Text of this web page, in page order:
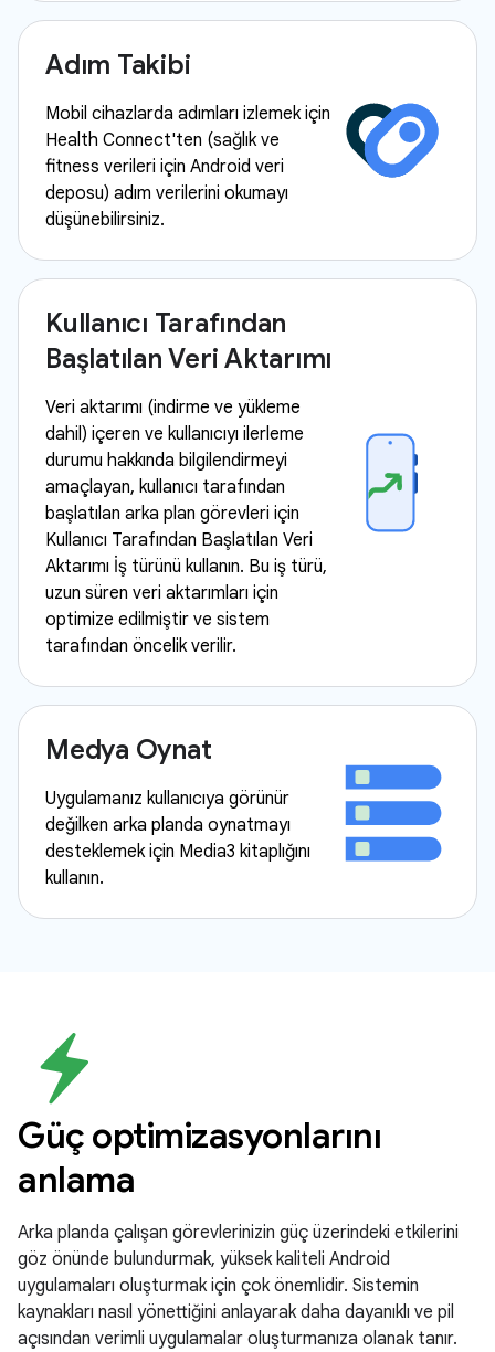
Adım Takibi
Mobil cihazlarda adımları izlemek için
Health Connect'ten (sağlık ve
fitness verileri için Android veri
deposu) adım verilerini okumayı
düşünebilirsiniz.
Kullanıcı Tarafından
Başlatılan Veri Aktarımı
Veri aktarımı (indirme ve yükleme
dahil) içeren ve kullanıcıyı ilerleme
durumu hakkında bilgilendirmeyi
amaçlayan, kullanıcı tarafından
başlatılan arka plan görevleri için
Kullanıcı Tarafından Başlatılan Veri
Aktarımı İş türünü kullanın. Bu iş türü,
uzun süren veri aktarımları için
optimize edilmiştir ve sistem
tarafından öncelik verilir.
Medya Oynat
Uygulamanız kullanıcıya görünür
değilken arka planda oynatmayı
desteklemek için Media3 kitaplığını
kullanın.
Güç optimizasyonlarını
anlama
Arka planda çalışan görevlerinizin güç üzerindeki etkilerini
göz önünde bulundurmak, yüksek kaliteli Android
uygulamaları oluşturmak için çok önemlidir. Sistemin
kaynakları nasıl yönettiğini anlayarak daha dayanıklı ve pil
açısından verimli uygulamalar oluşturmanıza olanak tanır.